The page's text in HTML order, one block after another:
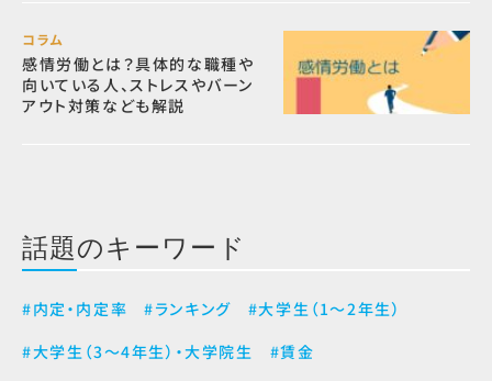
コラム
感情労働とは？具体的な職種や
向いている人、ストレスやバーン
アウト対策なども解説
話題のキーワード
#内定・内定率 #ランキング
#大学生（1～2年生）
#大学生（3～4年生）・大学院生
#賃金